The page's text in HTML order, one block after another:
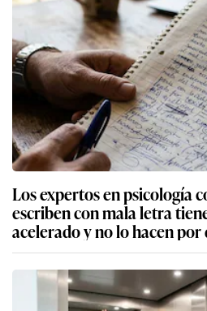
Los expertos en psicología
escriben con mala letra
acelerado y no lo hacen